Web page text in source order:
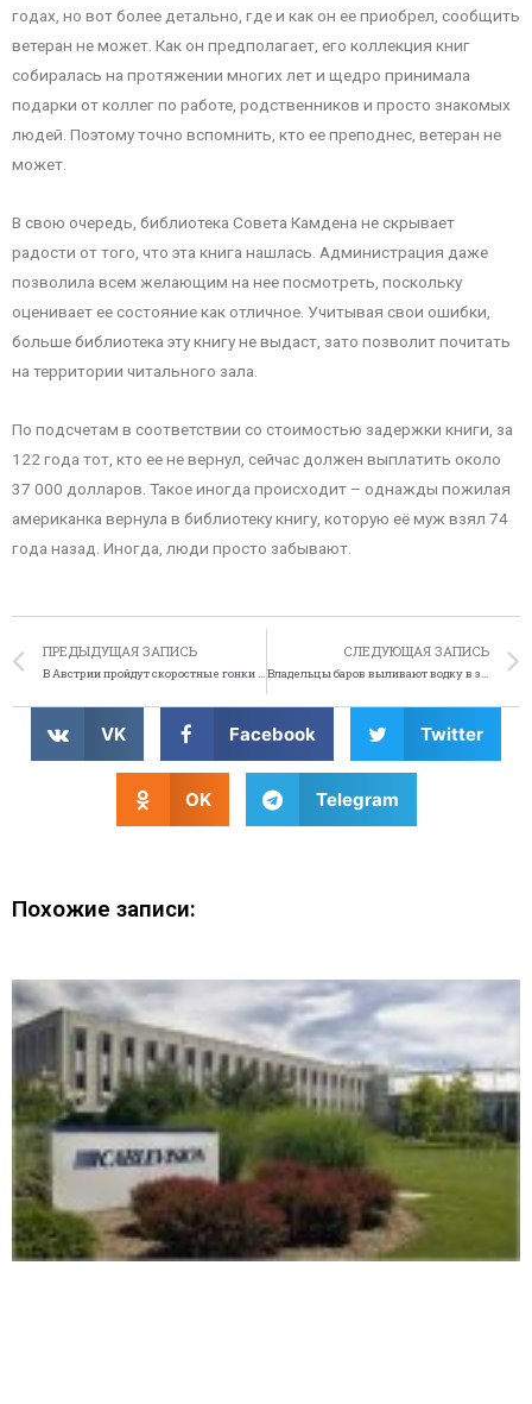
годах, но вот более детально, где и как он ее приобрел, сообщить
ветеран не может. Как он предполагает, его коллекция книг
собиралась на протяжении многих лет и щедро принимала
подарки от коллег по работе, родственников и просто знакомых
людей. Поэтому точно вспомнить, кто ее преподнес, ветеран не
может.
В свою очередь, библиотека Совета Камдена не скрывает
радости от того, что эта книга нашлась. Администрация даже
позволила всем желающим на нее посмотреть, поскольку
оценивает ее состояние как отличное. Учитывая свои ошибки,
больше библиотека эту книгу не выдаст, зато позволит почитать
на территории читального зала.
По подсчетам в соответствии со стоимостью задержки книги, за
122 года тот, кто ее не вернул, сейчас должен выплатить около
37 000 долларов. Такое иногда происходит – однажды пожилая
американка вернула в библиотеку книгу, которую её муж взял 74
года назад. Иногда, люди просто забывают.
ПРЕДЫДУЩАЯ ЗАПИСЬ
В Австрии пройдут скоростные гонки на барных столах
СЛЕДУЮЩАЯ ЗАПИСЬ
Владельцы баров выливают водку в знак протеста против русского закона
VK Facebook Twitter
OK Telegram
Похожие записи: